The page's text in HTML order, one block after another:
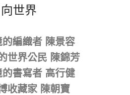
向世界
編織者 陳景容
世界公民 陳錦芳
的書寫者 高行健
收藏家 陳朝寶